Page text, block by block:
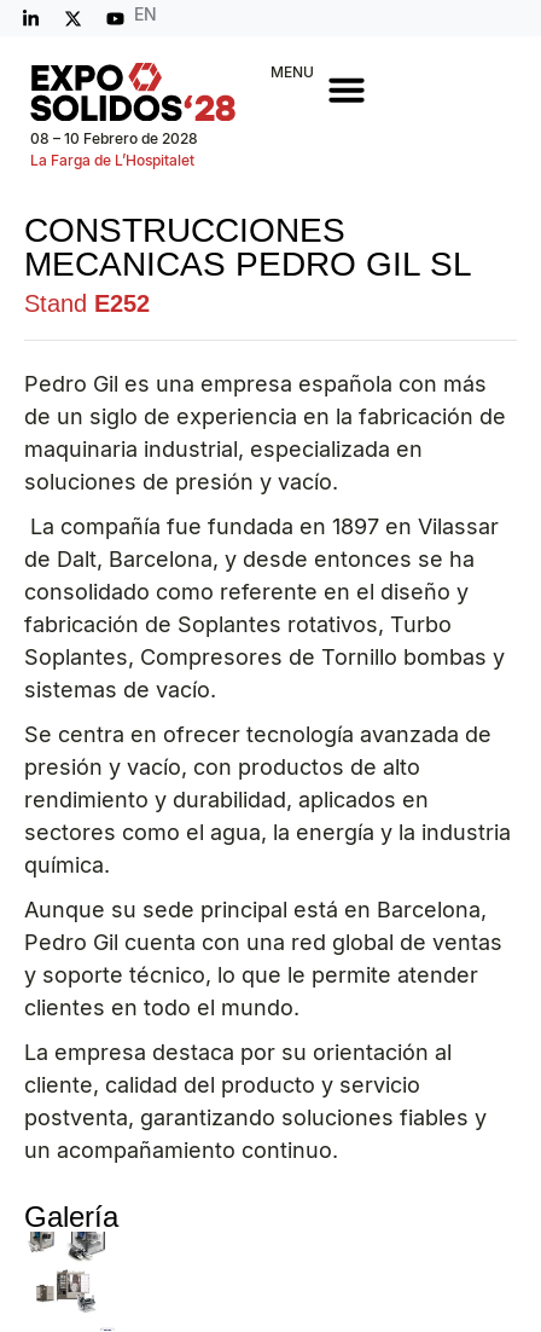
EN
08 – 10 Febrero de 2028
La Farga de L’Hospitalet
MENU
CONSTRUCCIONES
MECANICAS PEDRO GIL SL
Stand E252
Pedro Gil es una empresa española con más
de un siglo de experiencia en la fabricación de
maquinaria industrial, especializada en
soluciones de presión y vacío.
La compañía fue fundada en 1897 en Vilassar
de Dalt, Barcelona, y desde entonces se ha
consolidado como referente en el diseño y
fabricación de Soplantes rotativos, Turbo
Soplantes, Compresores de Tornillo bombas y
sistemas de vacío.
Se centra en ofrecer tecnología avanzada de
presión y vacío, con productos de alto
rendimiento y durabilidad, aplicados en
sectores como el agua, la energía y la industria
química.
Aunque su sede principal está en Barcelona,
Pedro Gil cuenta con una red global de ventas
y soporte técnico, lo que le permite atender
clientes en todo el mundo.
La empresa destaca por su orientación al
cliente, calidad del producto y servicio
postventa, garantizando soluciones fiables y
un acompañamiento continuo.
Galería